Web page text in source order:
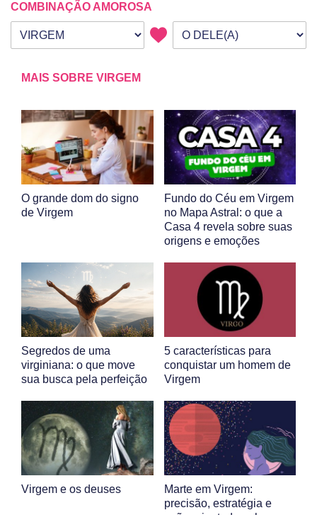
COMBINAÇÃO AMOROSA
Seu signo
Signo da outra pessoa
MAIS SOBRE VIRGEM
O grande dom do signo
de Virgem
Fundo do Céu em Virgem
no Mapa Astral: o que a
Casa 4 revela sobre suas
origens e emoções
Segredos de uma
virginiana: o que move
sua busca pela perfeição
5 características para
conquistar um homem de
Virgem
Virgem e os deuses
Marte em Virgem:
precisão, estratégia e